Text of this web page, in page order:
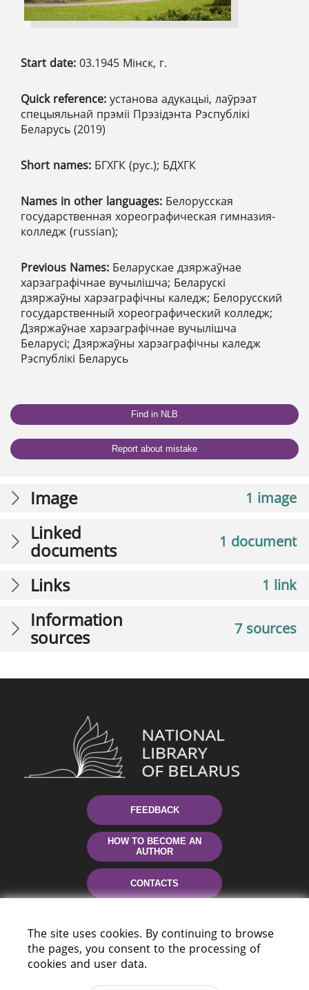
Start date: 03.1945 Мінск, г.
Quick reference: установа адукацыі, лаўрэат
спецыяльнай прэміі Прэзідэнта Рэспублікі
Беларусь (2019)
Short names: БГХГК (рус.); БДХГК
Names in other languages: Белорусская
государственная хореографическая гимназия-
колледж (russian);
Previous Names: Беларускае дзяржаўнае
харэаграфічнае вучылішча; Беларускі
дзяржаўны харэаграфічны каледж; Белорусский
государственный хореографический колледж;
Дзяржаўнае харэаграфічнае вучылішча
Беларусі; Дзяржаўны харэаграфічны каледж
Рэспублікі Беларусь
Find in NLB
Report about mistake
1 image
Image
1 document
Linked
documents
1 link
Links
7 sources
Information
sources
FEEDBACK
HOW TO BECOME AN
AUTHOR
CONTACTS
The site uses cookies. By continuing to browse
the pages, you consent to the processing of
cookies and user data.